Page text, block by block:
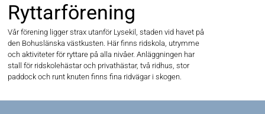
Ryttarförening
Vår förening ligger strax utanför Lysekil, staden vid havet på
den Bohuslänska västkusten. Här finns ridskola, utrymme
och aktiviteter för ryttare på alla nivåer. Anläggningen har
stall för ridskolehästar och privathästar, två ridhus, stor
paddock och runt knuten finns fina ridvägar i skogen.